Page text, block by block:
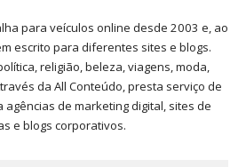
para veículos online desde 2003 e, ao
escrito para diferentes sites e blogs.
religião, beleza, viagens, moda,
da All Conteúdo, presta serviço de
de marketing digital, sites de
e blogs corporativos.